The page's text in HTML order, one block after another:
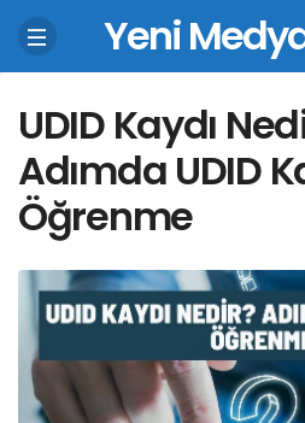
Yeni
UDID Kaydı
Adımda UDID
Öğrenme